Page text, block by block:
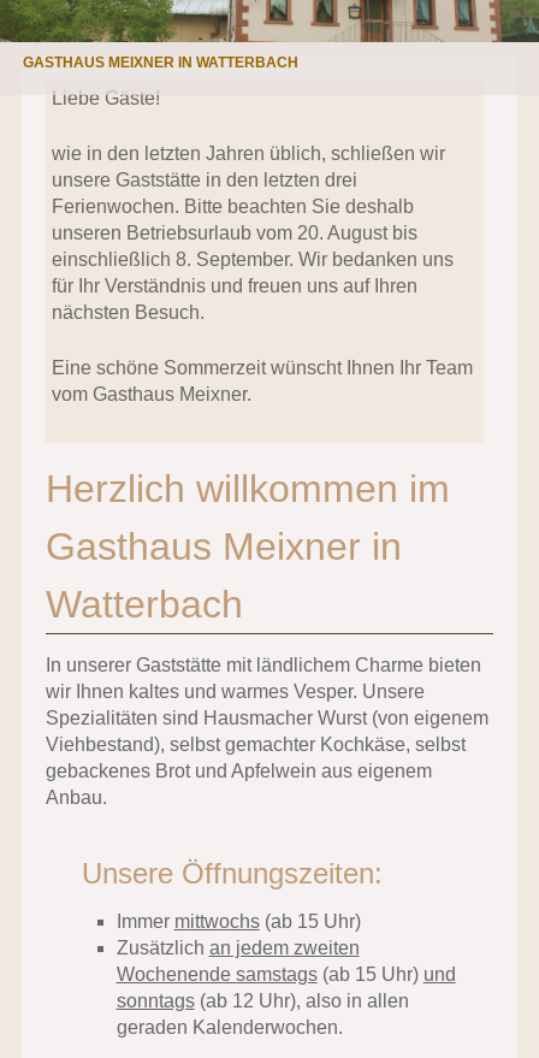
GASTHAUS MEIXNER IN WATTERBACH
Liebe Gäste!
wie in den letzten Jahren üblich, schließen wir
unsere Gaststätte in den letzten drei
Ferienwochen. Bitte beachten Sie deshalb
unseren Betriebsurlaub vom 20. August bis
einschließlich 8. September. Wir bedanken uns
für Ihr Verständnis und freuen uns auf Ihren
nächsten Besuch.
Eine schöne Sommerzeit wünscht Ihnen Ihr Team
vom Gasthaus Meixner.
Herzlich willkommen im
Gasthaus Meixner in
Watterbach
In unserer Gaststätte mit ländlichem Charme bieten
wir Ihnen kaltes und warmes Vesper. Unsere
Spezialitäten sind Hausmacher Wurst (von eigenem
Viehbestand), selbst gemachter Kochkäse, selbst
gebackenes Brot und Apfelwein aus eigenem
Anbau.
Unsere Öffnungszeiten:
Immer mittwochs(ab 15 Uhr)
Zusätzlich an jedem zweiten
Wochenende samstags(ab 15 Uhr) und
sonntags(ab 12 Uhr), also in allen
geraden Kalenderwochen.